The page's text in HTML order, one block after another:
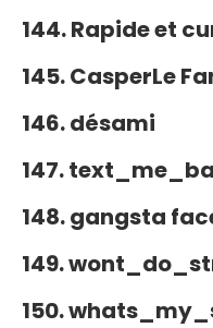
144. Rapide et
145. CasperLe
146. désami
147.
148. gangsta
149.
150.